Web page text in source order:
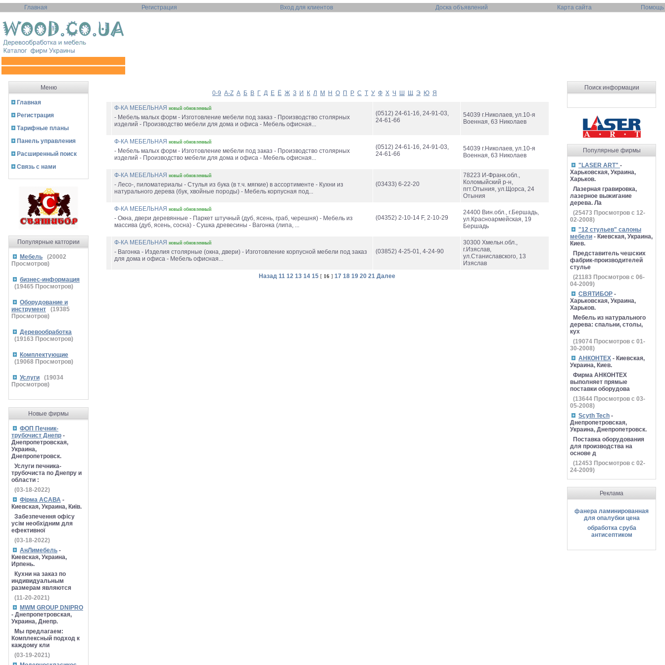
Главная Регистрация Вход для клиентов Доска объявлений Карта сайта Помощь
Меню
Главная
Регистрация
Тарифные планы
Панель управления
Расширенный поиск
Связь с нами
Популярные катгории
Мебель (20002
Просмотров)
бизнес-информация
(19465 Просмотров)
Оборудование и
инструмент
(19385
Просмотров)
Деревообработка
(19163 Просмотров)
Комплектующие
(19068 Просмотров)
Услуги (19034
Просмотров)
Новые фирмы
ФОП Печник-
трубочист Днепр -
Днепропетровская,
Украина,
Днепропетровск.
Услуги печника-
трубочиста по Днепру и
области :
(03-18-2022)
Фірма АСАВА -
Киевская, Украина, Київ.
Забезпечення офісу
усім необхідним для
ефективної
(03-18-2022)
АнЛимебель -
Киевская, Украина,
Ирпень.
Кухни на заказ по
индивидуальным
размерам являются
(11-20-2021)
MWM GROUP DNIPRO
- Днепропетровская,
Украина, Днепр.
Мы предлагаем:
Комплексный подход к
каждому кли
(03-19-2021)
0-9 A-Z А Б В Г Д Е Ё Ж З И К Л М Н О П Р С Т У Ф Х Ч Ш Щ Э Ю Я
Ф-КА МЕБЕЛЬНАЯ новый обновленный
- Мебель малых форм - Изготовление мебели под заказ - Производство столярных
изделий - Производство мебели для дома и офиса - Мебель офисная...
(0512) 24-61-16, 24-91-03,
24-61-66
54039 г.Николаев, ул.10-я
Военная, 63 Николаев
Ф-КА МЕБЕЛЬНАЯ новый обновленный
- Мебель малых форм - Изготовление мебели под заказ - Производство столярных
изделий - Производство мебели для дома и офиса - Мебель офисная...
(0512) 24-61-16, 24-91-03,
24-61-66
54039 г.Николаев, ул.10-я
Военная, 63 Николаев
Ф-КА МЕБЕЛЬНАЯ новый обновленный
- Лесо-, пиломатериалы - Стулья из бука (в т.ч. мягкие) в ассортименте - Кухни из
натурального дерева (бук, хвойные породы) - Мебель корпусная под...
(03433) 6-22-20
78223 И-Франк.обл.,
Коломыйский р-н,
пгт.Отыния, ул.Щорса, 24
Отыния
Ф-КА МЕБЕЛЬНАЯ новый обновленный
- Окна, двери деревянные - Паркет штучный (дуб, ясень, граб, черешня) - Мебель из
массива (дуб, ясень, сосна) - Сушка древесины - Вагонка (липа, ...
(04352) 2-10-14 F, 2-10-29
24400 Вин.обл., г.Бершадь,
ул.Красноармейская, 19
Бершадь
Ф-КА МЕБЕЛЬНАЯ новый обновленный
- Вагонка - Изделия столярные (окна, двери) - Изготовление корпусной мебели под заказ
для дома и офиса - Мебель офисная...
(03852) 4-25-01, 4-24-90
30300 Хмельн.обл.,
г.Изяслав,
ул.Станиславского, 13
Изяслав
Назад 11 12 13 14 15[ 16] 17 18 19 20 21 Далее
Поиск информации
Популярные фирмы
"LASER ART" -
Харьковская, Украина,
Харьков.
Лазерная гравировка,
лазерное выжигание
дерева. Ла
(25473 Просмотров с 12-
02-2008)
"12 стульев" салоны
мебели - Киевская, Украина,
Киев.
Представитель чешских
фабрик-производителей
стулье
(21183 Просмотров с 06-
04-2009)
СВЯТИБОР -
Харьковская, Украина,
Харьков.
Мебель из натурального
дерева: спальни, столы,
кух
(19074 Просмотров с 01-
30-2008)
АНКОНТЕХ - Киевская,
Украина, Киев.
Фирма АНКОНТЕХ
выполняет прямые
поставки оборудова
(13644 Просмотров с 03-
05-2008)
Scyth Tech -
Днепропетровская,
Украина, Днепропетровск.
Поставка оборудования
для производства на
основе д
(12453 Просмотров с 02-
24-2009)
Реклама
фанера ламинированная
для опалубки цена
обработка сруба
антисептиком